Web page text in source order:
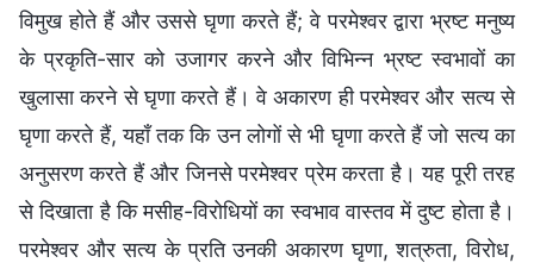
विमुख होते हैं और उससे घृणा करते हैं; वे परमेश्वर द्वारा भ्रष्ट मनुष्य
के प्रकृति-सार को उजागर करने और विभिन्न भ्रष्ट स्वभावों का
खुलासा करने से घृणा करते हैं। वे अकारण ही परमेश्वर और सत्य से
घृणा करते हैं, यहाँ तक कि उन लोगों से भी घृणा करते हैं जो सत्य का
अनुसरण करते हैं और जिनसे परमेश्वर प्रेम करता है। यह पूरी तरह
से दिखाता है कि मसीह-विरोधियों का स्वभाव वास्तव में दुष्ट होता है।
परमेश्वर और सत्य के प्रति उनकी अकारण घृणा, शत्रुता, विरोध,